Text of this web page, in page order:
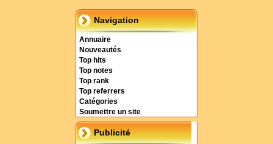
Navigation
Annuaire
Nouveautés
Top hits
Top notes
Top rank
Top referrers
Catégories
Soumettre un site
Publicité